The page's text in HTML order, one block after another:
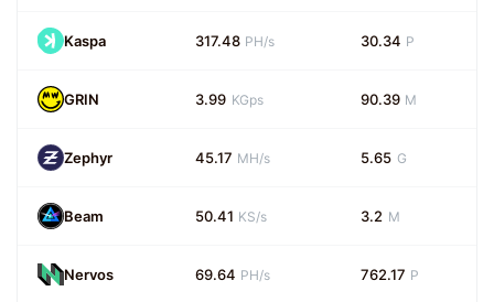
Kaspa 317.48 PH/s 30.34 P
GRIN 3.99 KGps 90.39 M
Zephyr 45.17 MH/s 5.65 G
Beam 50.41 KS/s 3.2 M
Nervos 69.64 PH/s 762.17 P